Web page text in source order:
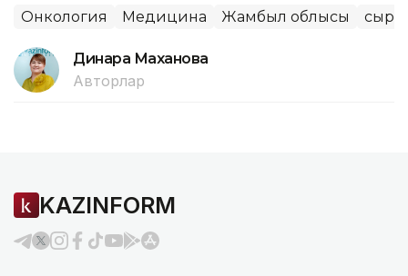
Онкология Медицина Жамбыл облысы
Динара Маханова
Авторлар
KAZINFORM